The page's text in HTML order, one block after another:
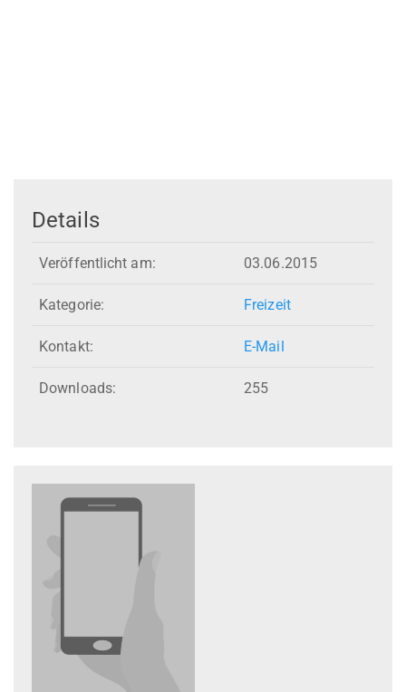
Details
Veröffentlicht am: 03.06.2015
Kategorie: Freizeit
Kontakt: E-Mail
Downloads: 255